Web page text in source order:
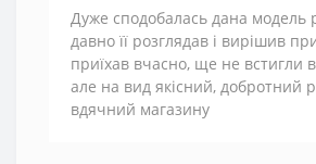
Дуже сподобалась дана модель
давно її розглядав і вирішив
приїхав вчасно, ще не встигли
але на вид якісний, добротний
вдячний магазину